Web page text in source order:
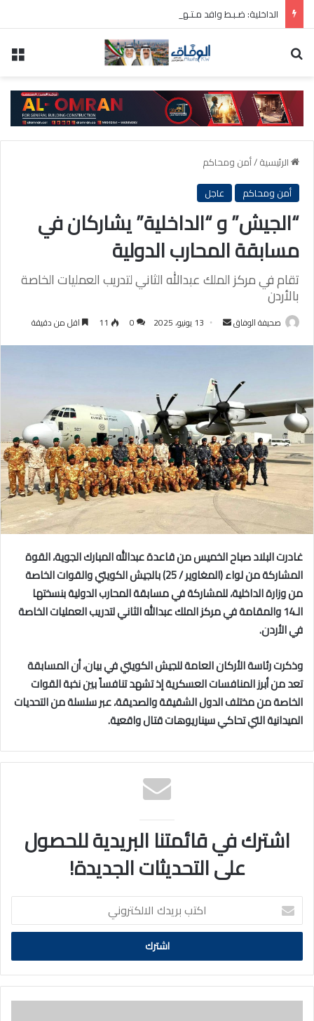
الرئيسية/أمن ومحاكم
أمن ومحاكم
عاجل
“الجيش” و “الداخلية” يشاركان في
مسابقة المحارب الدولية
تقام في مركز الملك عبدالله الثاني لتدريب العمليات الخاصة
بالأردن
صحيفة الوفاق
أرسل 13 يونيو، 2025 0
11 اقل من دقيقة
غادرت البلاد صباح الخميس من قاعدة عبدالله المبارك الجوية، القوة
المشاركة من لواء (المغاوير / 25) بالجيش الكويتي والقوات الخاصة
من وزارة الداخلية، للمشاركة في مسابقة المحارب الدولية بنسختها
الـ14 والمقامة في مركز الملك عبدالله الثاني لتدريب العمليات الخاصة
في الأردن.
وذكرت رئاسة الأركان العامة للجيش الكويتي في بيان، أن المسابقة
تعد من أبرز المنافسات العسكرية إذ تشهد تنافساً بين نخبة القوات
الخاصة من مختلف الدول الشقيقة والصديقة، عبر سلسلة من التحديات
الميدانية التي تحاكي سيناريوهات قتال واقعية.
اشترك في قائمتنا البريدية للحصول
على التحديثات الجديدة!
اكتب
بريدك
الالكتروني